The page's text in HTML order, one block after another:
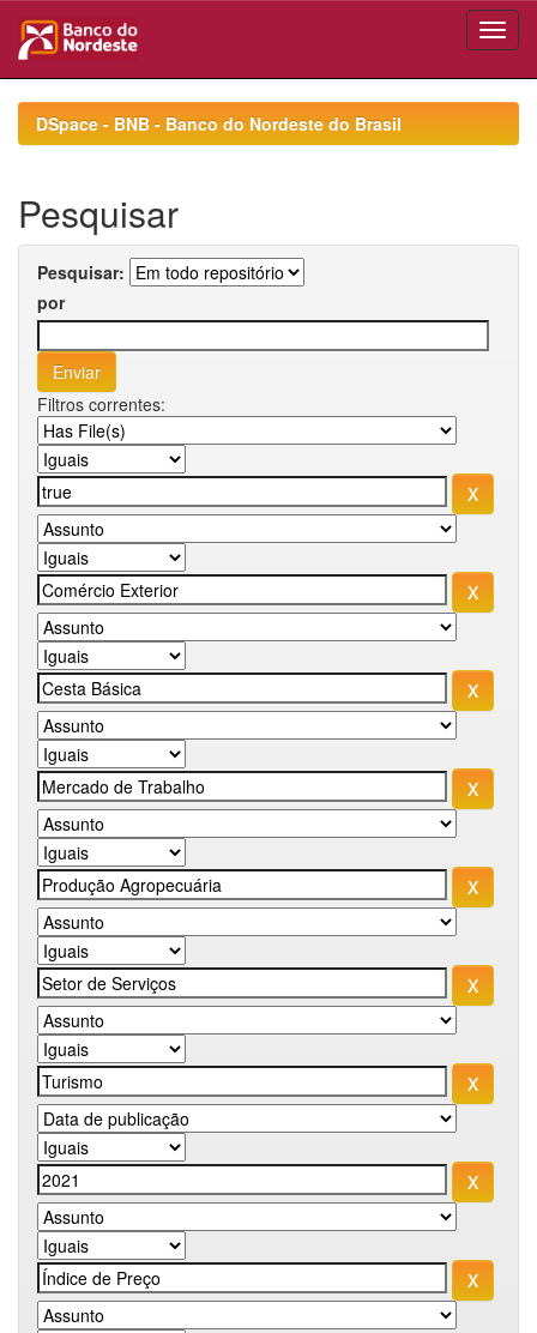
navigationDSpace - BNB - Banco do Nordeste do Brasil
Pesquisar
Pesquisar:
por
Filtros correntes: